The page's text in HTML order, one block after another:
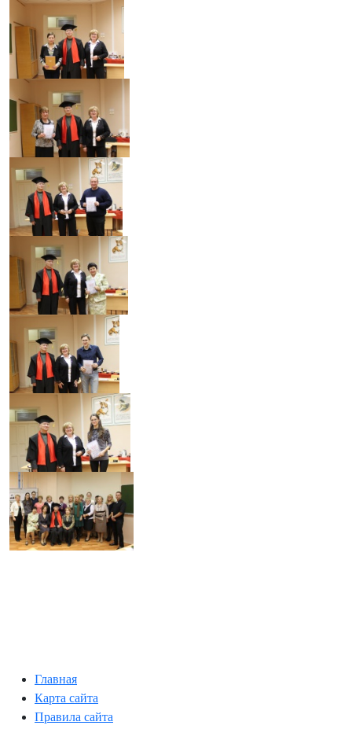
Главная
Карта сайта
Правила сайта